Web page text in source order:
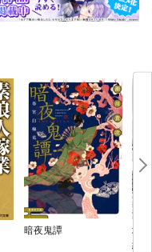
暗夜鬼譚
地
約